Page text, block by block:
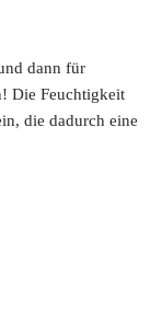
dann für
Die Feuchtigkeit
die dadurch eine